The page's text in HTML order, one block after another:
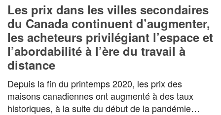
Les prix dans les villes secondaires
du Canada continuent d’augmenter,
les acheteurs privilégiant l’espace et
l’abordabilité à l’ère du travail à
distance
Depuis la fin du printemps 2020, les prix des
maisons canadiennes ont augmenté à des taux
historiques, à la suite du début de la pandémie…